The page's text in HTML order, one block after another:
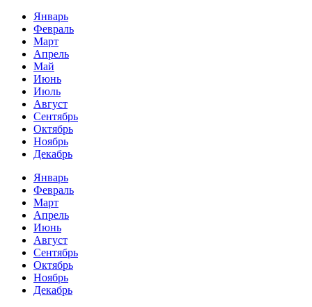
Январь
Февраль
Март
Апрель
Май
Июнь
Июль
Август
Сентябрь
Октябрь
Ноябрь
Декабрь
Январь
Февраль
Март
Апрель
Июнь
Август
Сентябрь
Октябрь
Ноябрь
Декабрь